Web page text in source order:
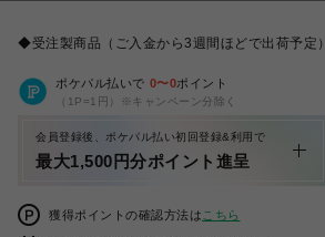
◆受注製商品（ご入金から3週間ほどで出荷予定）
ポケパル払いで 0〜0ポイント
（1P=1円）※キャンペーン分除く
会員登録後、ポケパル払い初回登録&利用で
最大1,500円分ポイント進呈
獲得ポイントの確認方法は こちら